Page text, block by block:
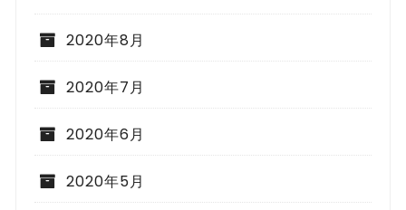
2020年8月
2020年7月
2020年6月
2020年5月